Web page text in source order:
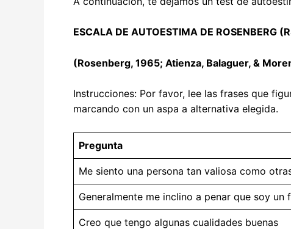
ESCALA DE AUTOESTIMA DE ROSENBERG
(Rosenberg, 1965; Atienza, Balaguer, &
Instrucciones: Por favor, lee las frases que
marcando con un aspa a alternativa elegida.
Pregunta
Me siento una persona tan valiosa como
Generalmente me inclino a penar que soy un
Creo que tengo algunas cualidades buenas